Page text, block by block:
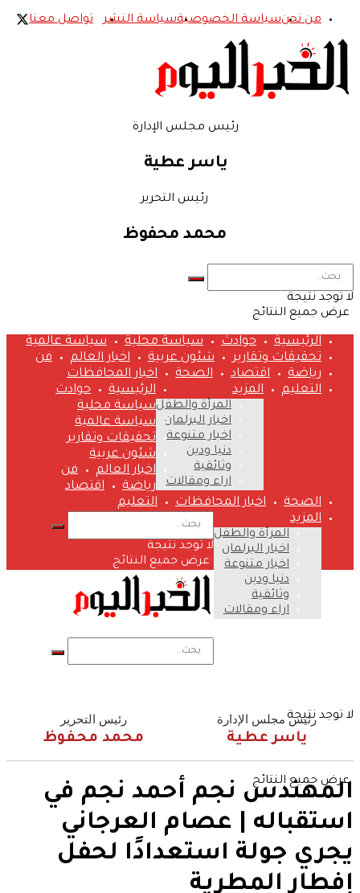
من نحنسياسة الخصوصيةسياسة النشر تواصل معنا
رئيس مجلس الإدارة
ياسر عطية
رئيس التحرير
محمد محفوظ
لا توجد نتيجة
عرض جميع النتائج
الرئيسية حوادث سياسة محلية
سياسة عالمية
تحقيقات وتقارير
شئون عربية اخبار العالم
فن
رياضة
اقتصاد الصحة
اخبار المحافظات
التعليم
المزيد
المرأة والطفل
اخبار البرلمان
اخبار متنوعة
دنيا ودين
وثائقية
اراء ومقالات
الرئيسية
حوادث
سياسة محلية
سياسة عالمية
تحقيقات وتقارير
شئون عربية
اخبار العالم
فن
رياضة
اقتصاد
الصحة
اخبار المحافظات
التعليم
المزيد
المرأة والطفل
اخبار البرلمان
اخبار متنوعة
دنيا ودين
وثائقية
اراء ومقالات
لا توجد نتيجة
عرض جميع النتائج
لا توجد نتيجة
عرض جميع النتائج
رئيس مجلس الإدارة
ياسر عطية
رئيس التحرير
محمد محفوظ
المهندس نجم أحمد نجم في
استقباله | عصام العرجاني
يجري جولة استعدادًا لحفل
إفطار المطرية